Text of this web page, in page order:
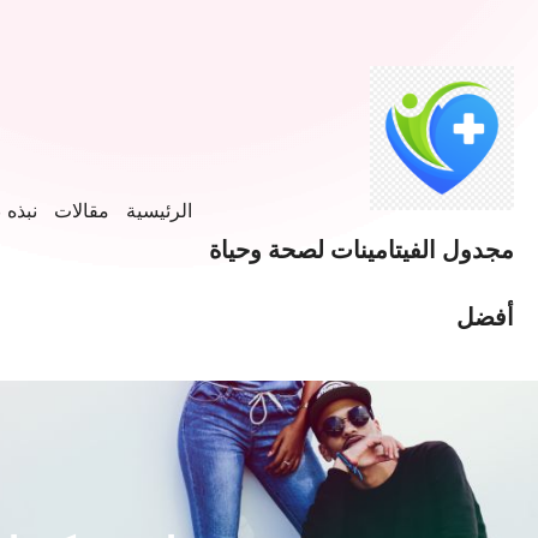
مجدول الفيتامينات لصحة وحياة
أفضل
الرئيسية مقالات نبذه